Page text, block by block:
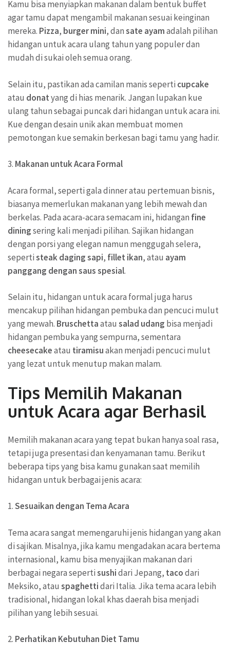
Kamu bisa menyiapkan makanan dalam bentuk buffet
agar tamu dapat mengambil makanan sesuai keinginan
mereka. Pizza, burger mini, dansate ayamadalah pilihan
hidangan untuk acara ulang tahun yang populer dan
mudah di sukai oleh semua orang.
Selain itu, pastikan ada camilan manis seperti cupcake
atau donatyang di hias menarik. Jangan lupakan kue
ulang tahun sebagai puncak dari hidangan untuk acara ini.
Kue dengan desain unik akan membuat momen
pemotongan kue semakin berkesan bagi tamu yang hadir.
3. Makanan untuk Acara Formal
Acara formal, seperti gala dinner atau pertemuan bisnis,
biasanya memerlukan makanan yang lebih mewah dan
berkelas. Pada acara-acara semacam ini, hidangan fine
diningsering kali menjadi pilihan. Sajikan hidangan
dengan porsi yang elegan namun menggugah selera,
sepertisteak daging sapi, fillet ikan, atau ayam
panggang dengan saus spesial.
Selain itu, hidangan untuk acara formal juga harus
mencakup pilihan hidangan pembuka dan pencuci mulut
yang mewah. Bruschettaatau salad udang bisa menjadi
hidangan pembuka yang sempurna, sementara
cheesecakeatau tiramisuakan menjadi pencuci mulut
yang lezat untuk menutup makan malam.
Tips Memilih Makanan
untuk Acara agar Berhasil
Memilih makanan acara yang tepat bukan hanya soal rasa,
tetapi juga presentasi dan kenyamanan tamu. Berikut
beberapa tips yang bisa kamu gunakan saat memilih
hidangan untuk berbagai jenis acara:
1.Sesuaikan dengan Tema Acara
Tema acara sangat memengaruhi jenis hidangan yang akan
di sajikan. Misalnya, jika kamu mengadakan acara bertema
internasional, kamu bisa menyajikan makanan dari
berbagai negara sepertisushidari Jepang, tacodari
Meksiko, atau spaghettidari Italia. Jika tema acara lebih
tradisional, hidangan lokal khas daerah bisa menjadi
pilihan yang lebih sesuai.
2. Perhatikan Kebutuhan Diet Tamu